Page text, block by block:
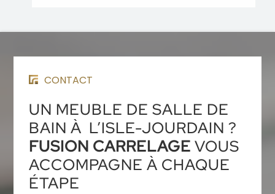
CONTACT
UN MEUBLE DE SALLE DE
BAIN À L’ISLE-JOURDAIN ?
FUSION CARRELAGE VOUS
ACCOMPAGNE À CHAQUE
ÉTAPE